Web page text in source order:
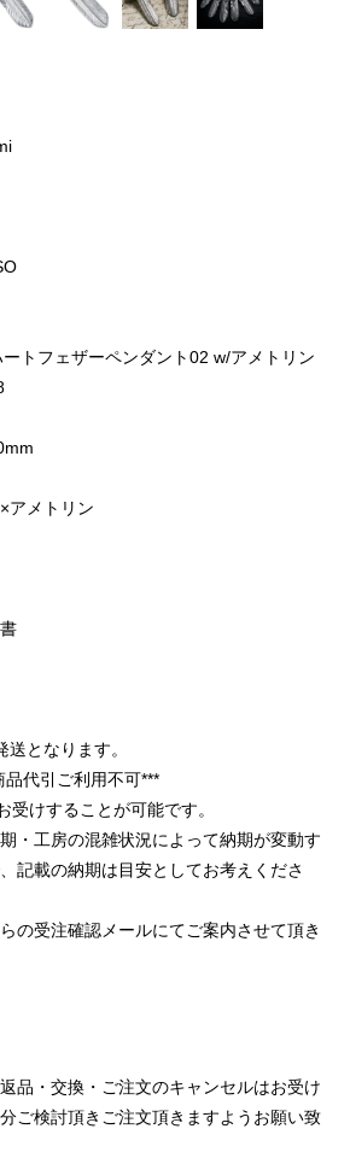
トフェザーペンダント02 w/アメトリン
アメトリン
となります。
代引ご利用不可***
受けすることが可能です。
・工房の混雑状況によって納期が変動す
記載の納期は目安としてお考えくださ
の受注確認メールにてご案内させて頂き
品・交換・ご注文のキャンセルはお受け
ご検討頂きご注文頂きますようお願い致